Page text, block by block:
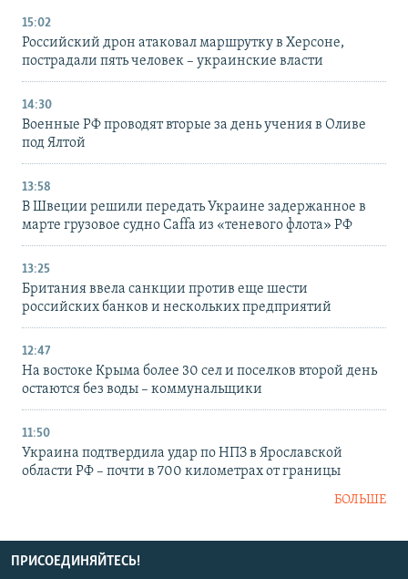
15:02
Российский дрон атаковал маршрутку в Херсоне,
пострадали пять человек – украинские власти
14:30
Военные РФ проводят вторые за день учения в Оливе
под Ялтой
13:58
В Швеции решили передать Украине задержанное в
марте грузовое судно Caffa из «теневого флота» РФ
13:25
Британия ввела санкции против еще шести
российских банков и нескольких предприятий
12:47
На востоке Крыма более 30 сел и поселков второй день
остаются без воды – коммунальщики
11:50
Украина подтвердила удар по НПЗ в Ярославской
области РФ – почти в 700 километрах от границы
БОЛЬШЕ
ПРИСОЕДИНЯЙТЕСЬ!